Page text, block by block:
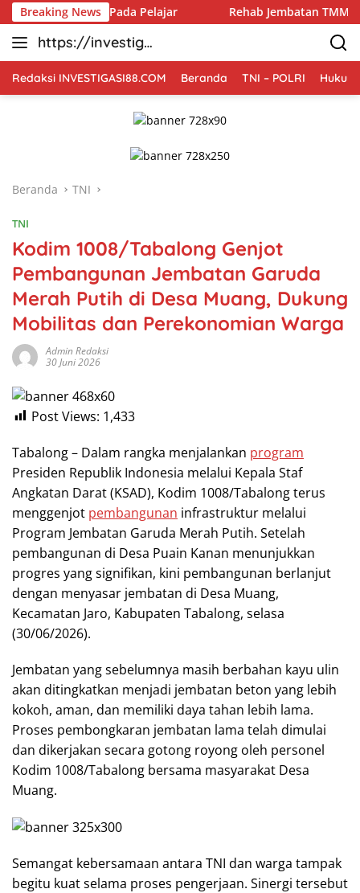
Langsung
ke
konten
Breaking News
Pada Pelajar Rehab Jembatan TMMD Ke-129
https://investiga
si88.com
Redaksi INVESTIGASI88.COM Beranda TNI – POLRI
Beranda TNI
TNI
Kodim 1008/Tabalong Genjot
Pembangunan Jembatan Garuda
Merah Putih di Desa Muang, Dukung
Mobilitas dan Perekonomian Warga
Admin Redaksi
30 Juni 2026
Post Views: 1,433
Tabalong – Dalam rangka menjalankan program
Presiden Republik Indonesia melalui Kepala Staf
Angkatan Darat (KSAD), Kodim 1008/Tabalong terus
menggenjot pembangunan infrastruktur melalui
Program Jembatan Garuda Merah Putih. Setelah
pembangunan di Desa Puain Kanan menunjukkan
progres yang signifikan, kini pembangunan berlanjut
dengan menyasar jembatan di Desa Muang,
Kecamatan Jaro, Kabupaten Tabalong, selasa
(30/06/2026).
Jembatan yang sebelumnya masih berbahan kayu ulin
akan ditingkatkan menjadi jembatan beton yang lebih
kokoh, aman, dan memiliki daya tahan lebih lama.
Proses pembongkaran jembatan lama telah dimulai
dan dikerjakan secara gotong royong oleh personel
Kodim 1008/Tabalong bersama masyarakat Desa
Muang.
Semangat kebersamaan antara TNI dan warga tampak
begitu kuat selama proses pengerjaan. Sinergi tersebut